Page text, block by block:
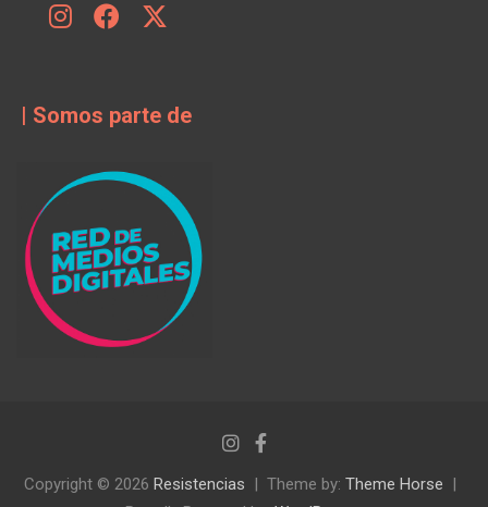
| Somos parte de
Copyright © 2026 Resistencias Theme by: Theme Horse